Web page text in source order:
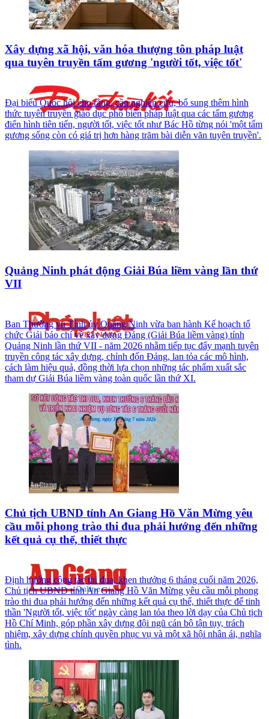
Xây dựng xã hội, văn hóa thượng tôn pháp luật
qua tuyên truyền tấm gương 'người tốt, việc tốt'
Đại biểu Quốc hội cho rằng, cần nghiên cứu, bổ sung thêm hình
thức tuyên truyền giáo dục phổ biến pháp luật qua các tấm gương
điển hình tiên tiến, người tốt, việc tốt như Bác Hồ từng nói 'một tấm
gương sống còn có giá trị hơn hàng trăm bài diễn văn tuyên truyền'.
Quảng Ninh phát động Giải Búa liềm vàng lần thứ
VII
Ban Thường vụ Tỉnh ủy Quảng Ninh vừa ban hành Kế hoạch tổ
chức Giải báo chí về xây dựng Đảng (Giải Búa liềm vàng) tỉnh
Quảng Ninh lần thứ VII - năm 2026 nhằm tiếp tục đẩy mạnh tuyên
truyền công tác xây dựng, chỉnh đốn Đảng, lan tỏa các mô hình,
cách làm hiệu quả, đồng thời lựa chọn những tác phẩm xuất sắc
tham dự Giải Búa liềm vàng toàn quốc lần thứ XI.
Chủ tịch UBND tỉnh An Giang Hồ Văn Mừng yêu
cầu mỗi phong trào thi đua phải hướng đến những
kết quả cụ thể, thiết thực
Định hướng công tác thi đua, khen thưởng 6 tháng cuối năm 2026,
Chủ tịch UBND tỉnh An Giang Hồ Văn Mừng yêu cầu mỗi phong
trào thi đua phải hướng đến những kết quả cụ thể, thiết thực để tinh
thần 'Người tốt, việc tốt' ngày càng lan tỏa theo lời dạy của Chủ tịch
Hồ Chí Minh, góp phần xây dựng đội ngũ cán bộ tận tụy, trách
nhiệm, xây dựng chính quyền phục vụ và một xã hội nhân ái, nghĩa
tình.